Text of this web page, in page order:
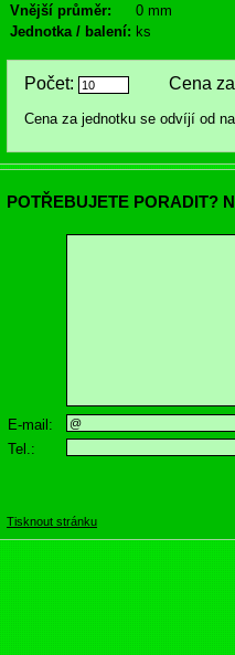
Vnější průměr:
0 mm
Jednotka / balení: ks
Počet: Cena za
Cena za jednotku se odvíjí od
POTŘEBUJETE PORADIT?
E-mail:
Tel.:
Tisknout stránku